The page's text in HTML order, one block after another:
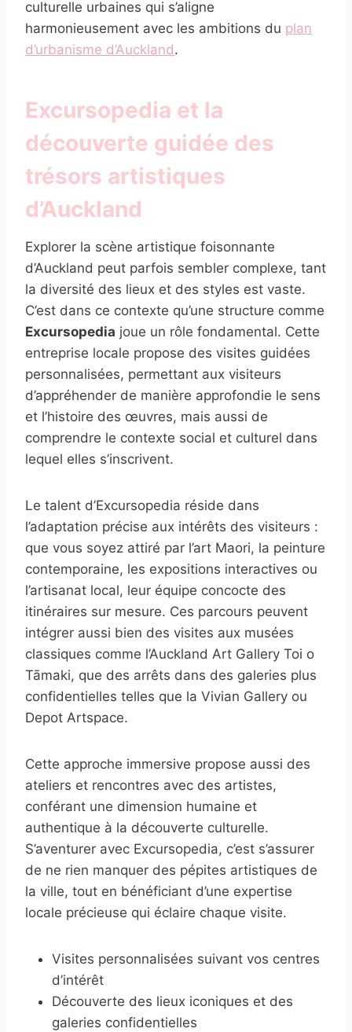
culturelle urbaines qui s’aligne
harmonieusement avec les ambitions du plan
d’urbanisme d’Auckland.
Excursopedia et la
découverte guidée des
trésors artistiques
d’Auckland
Explorer la scène artistique foisonnante
d’Auckland peut parfois sembler complexe, tant
la diversité des lieux et des styles est vaste.
C’est dans ce contexte qu’une structure comme
Excursopedia joue un rôle fondamental. Cette
entreprise locale propose des visites guidées
personnalisées, permettant aux visiteurs
d’appréhender de manière approfondie le sens
et l’histoire des œuvres, mais aussi de
comprendre le contexte social et culturel dans
lequel elles s’inscrivent.
Le talent d’Excursopedia réside dans
l’adaptation précise aux intérêts des visiteurs :
que vous soyez attiré par l’art Maori, la peinture
contemporaine, les expositions interactives ou
l’artisanat local, leur équipe concocte des
itinéraires sur mesure. Ces parcours peuvent
intégrer aussi bien des visites aux musées
classiques comme l’Auckland Art Gallery Toi o
Tāmaki, que des arrêts dans des galeries plus
confidentielles telles que la Vivian Gallery ou
Depot Artspace.
Cette approche immersive propose aussi des
ateliers et rencontres avec des artistes,
conférant une dimension humaine et
authentique à la découverte culturelle.
S’aventurer avec Excursopedia, c’est s’assurer
de ne rien manquer des pépites artistiques de
la ville, tout en bénéficiant d’une expertise
locale précieuse qui éclaire chaque visite.
Visites personnalisées suivant vos centres
d’intérêt
Découverte des lieux iconiques et des
galeries confidentielles